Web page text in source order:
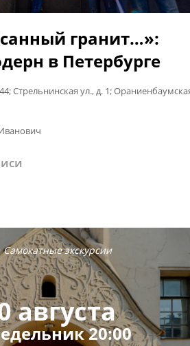
гранит…»:
в Петербурге
Стрельнинская ул., д. 1;
Самокатные экскурсии
августа
20:00